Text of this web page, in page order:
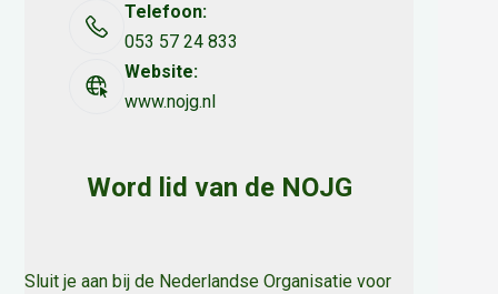
Telefoon:
053 57 24 833
Website:
www.nojg.nl
Word lid van de NOJG
Sluit je aan bij de Nederlandse Organisatie voor